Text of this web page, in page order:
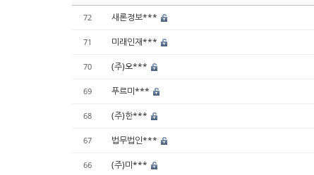
72 새론정보***
71 미래인재***
70 (주)오***
69 푸르미***
68 (주)한***
67 법무법인***
66 (주)미***